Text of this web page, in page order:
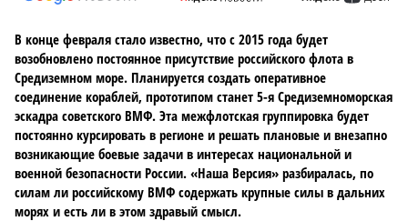
В конце февраля стало известно, что с 2015 года будет
возобновлено постоянное присутствие российского флота в
Средиземном море. Планируется создать оперативное
соединение кораблей, прототипом станет 5-я Средиземноморская
эскадра советского ВМФ. Эта межфлотская группировка будет
постоянно курсировать в регионе и решать плановые и внезапно
возникающие боевые задачи в интересах национальной и
военной безопасности России. «Наша Версия» разбиралась, по
силам ли российскому ВМФ содержать крупные силы в дальних
морях и есть ли в этом здравый смысл.